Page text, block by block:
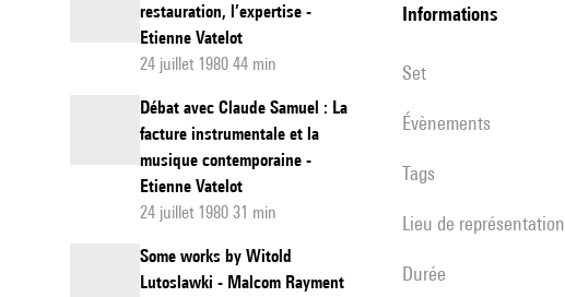
restauration, l’expertise -
Etienne Vatelot
24 juillet 1980 44 min
Débat avec Claude Samuel : La
facture instrumentale et la
musique contemporaine -
Etienne Vatelot
24 juillet 1980 31 min
Some works by Witold
Lutoslawki - Malcom Rayment
informations
set
évènements
Tags
Lieu de représentation
durée